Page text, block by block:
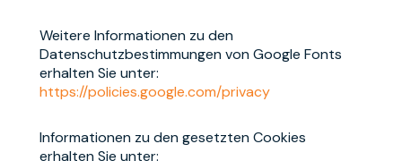
Weitere Informationen zu den
Datenschutzbestimmungen von Google Fonts
erhalten Sie unter:
https://policies.google.com/privacy
Informationen zu den gesetzten Cookies
erhalten Sie unter: